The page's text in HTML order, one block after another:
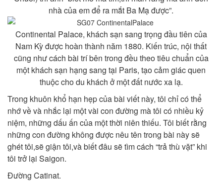
nhà của em để ra mắt Ba Mạ được”.
Continental Palace, khách sạn sang trọng đầu tiên của
Nam Kỳ được hoàn thành năm 1880. Kiến trúc, nội thất
cũng như cách bài trí bên trong đều theo tiêu chuẩn của
một khách sạn hạng sang tại Paris, tạo cảm giác quen
thuộc cho du khách ở một đất nước xa lạ.
Trong khuôn khổ hạn hẹp của bài viết này, tôi chỉ có thể
nhớ về và nhắc lại một vài con đường mà tôi có nhiều kỷ
niệm, những dấu ấn của một thời niên thiếu. Tôi biết rằng
những con đường không được nêu tên trong bài này sẽ
ghét tôi,sẽ giận tôi,và biết đâu sẽ tìm cách “trả thù vặt” khi
tôi trở lại Saigon.
Đường Catinat.